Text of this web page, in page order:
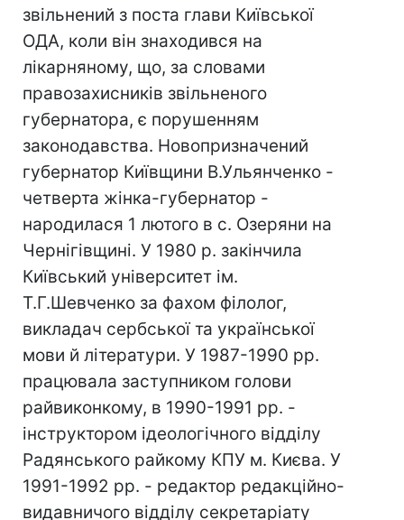
звільнений з поста глави Київської
ОДА, коли він знаходився на
лікарняному, що, за словами
правозахисників звільненого
губернатора, є порушенням
законодавства. Новопризначений
губернатор Київщини В.Ульянченко -
четверта жінка-губернатор -
народилася 1 лютого в с. Озеряни на
Чернігівщині. У 1980 р. закінчила
Київський університет ім.
Т.Г.Шевченко за фахом філолог,
викладач сербської та української
мови й літератури. У 1987-1990 рр.
працювала заступником голови
райвиконкому, в 1990-1991 рр. -
інструктором ідеологічного відділу
Радянського райкому КПУ м. Києва. У
1991-1992 рр. - редактор редакційно-
видавничого відділу секретаріату